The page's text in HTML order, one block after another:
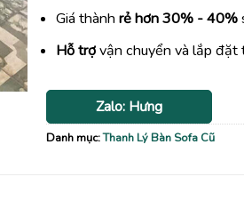
Giá thànhrẻ hơn 30% - 40%
Hỗ trợvận chuyển và lắp đặt
Zalo: Hưng
Danh mục:Thanh Lý Bàn Sofa Cũ